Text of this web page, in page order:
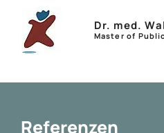
Zum Inhalt springen
Dr. med.
Master of
Referenzen